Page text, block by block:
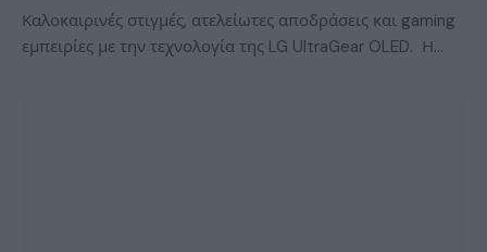
Καλοκαιρινές στιγμές, ατελείωτες αποδράσεις και gaming
εμπειρίες με την τεχνολογία της LG UltraGear OLED. Η…